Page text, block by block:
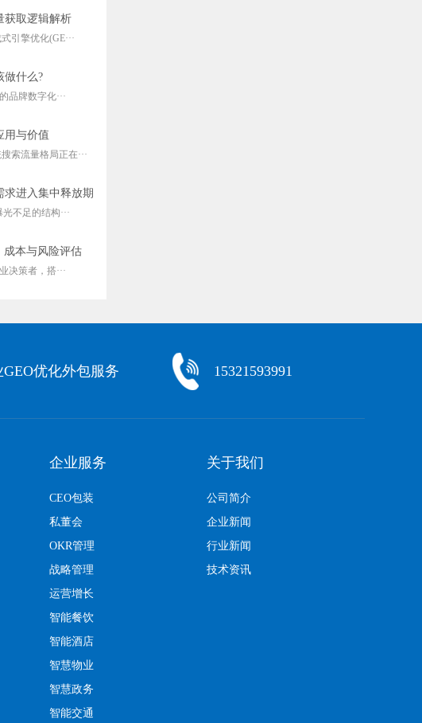
获取逻辑解析
引擎优化(GE···
做什么?
品牌数字化···
用与价值
索流量格局正在···
求进入集中释放期
不足的结构···
成本与风险评估
决策者，搭···
GEO优化外包服务 15321593991
企业服务
CEO包装
私董会
OKR管理
战略管理
运营增长
智能餐饮
智能酒店
智慧物业
智慧政务
智能交通
关于我们
公司简介
企业新闻
行业新闻
技术资讯